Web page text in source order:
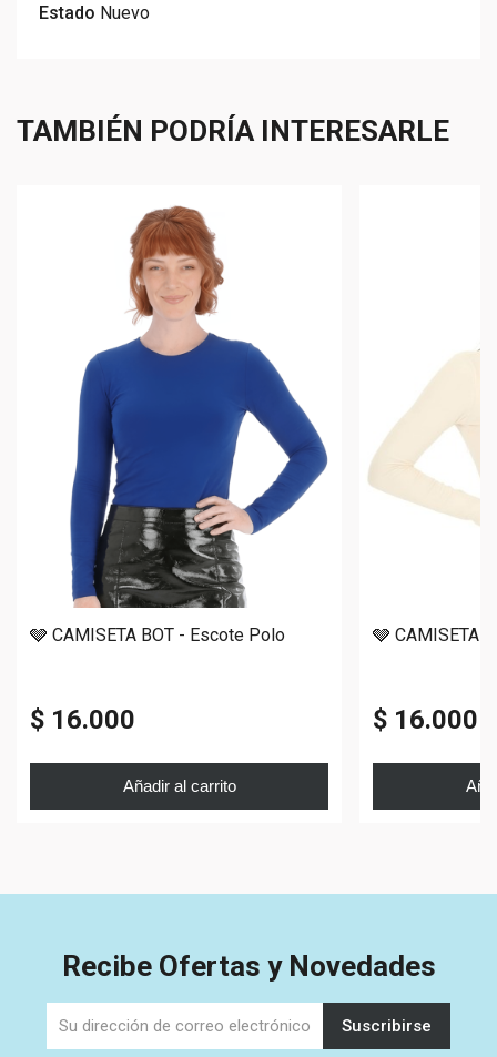
Estado Nuevo
TAMBIÉN PODRÍA INTERESARLE
🩶 CAMISETA BOT - Escote Polo
$ 16.000
Añadir al carrito
🩶 CAMISETA
$ 16.000
Recibe Ofertas y Novedades